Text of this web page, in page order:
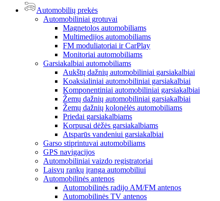
Automobilių prekės
Automobiliniai grotuvai
Magnetolos automobiliams
Multimedijos automobiliams
FM moduliatoriai ir CarPlay
Monitoriai automobiliams
Garsiakalbiai automobiliams
Aukštų dažnių automobiliniai garsiakalbiai
Koaksialiniai automobiliniai garsiakalbiai
Komponentiniai automobiliniai garsiakalbiai
Žemų dažnių automobiliniai garsiakalbiai
Žemų dažnių kolonėlės automobiliams
Priedai garsiakalbiams
Korpusai dėžės garsiakalbiams
Atsparūs vandeniui garsiakalbiai
Garso stiprintuvai automobiliams
GPS navigacijos
Automobiliniai vaizdo registratoriai
Laisvų rankų įranga automobiliui
Automobilinės antenos
Automobilinės radijo AM/FM antenos
Automobilinės TV antenos